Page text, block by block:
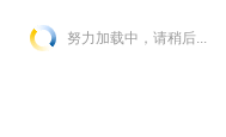
努力加载中，请稍后...